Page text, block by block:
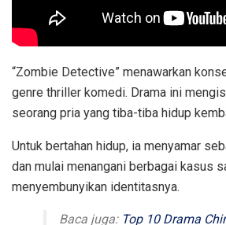
“Zombie Detective” menawarkan
genre thriller komedi. Drama ini
seorang pria yang tiba-tiba hidup
Untuk bertahan hidup, ia menyamar
dan mulai menangani berbagai kasus
menyembunyikan identitasnya.
Baca juga: Top 10 Drama